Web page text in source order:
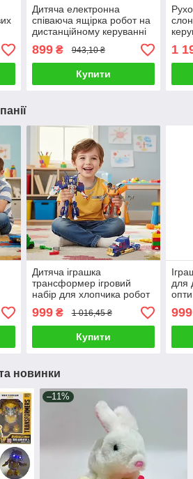
Дитяча електронна
співаюча ящірка робот на
дистанційному керуванні
Танцює в такт музиці
Світиться в русі
899₴ 943,10 ₴
Купити
1
Дитяча іграшка
трансформер ігровий
набір для хлопчика робот
види оптимус прайм
бамблбі
999₴ 1 016,45 ₴
Купити
для
зі
999
новинки
–11%